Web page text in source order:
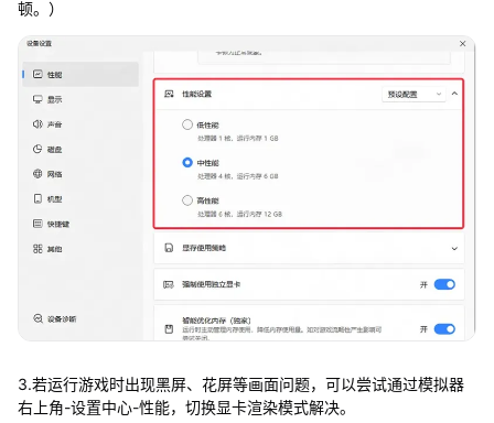
顿。）
3.若运行游戏时出现黑屏、花屏等画面问题，可以尝试通过模拟器
右上角-设置中心-性能，切换显卡渲染模式解决。